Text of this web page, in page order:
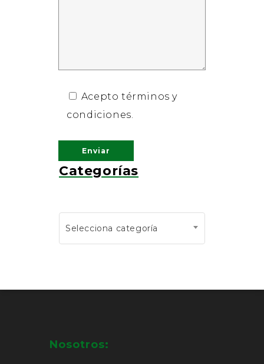
Categorías
Selecciona categoría
Acepto términos y
condiciones.
Nosotros: